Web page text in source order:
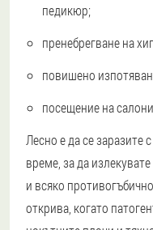
педикюр;
пренебрегване на
повишено
посещение на
Лесно е да се
време, за да
и всяко
открива, когато